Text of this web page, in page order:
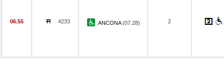
06.55 4233 ANCONA(07.28) 2